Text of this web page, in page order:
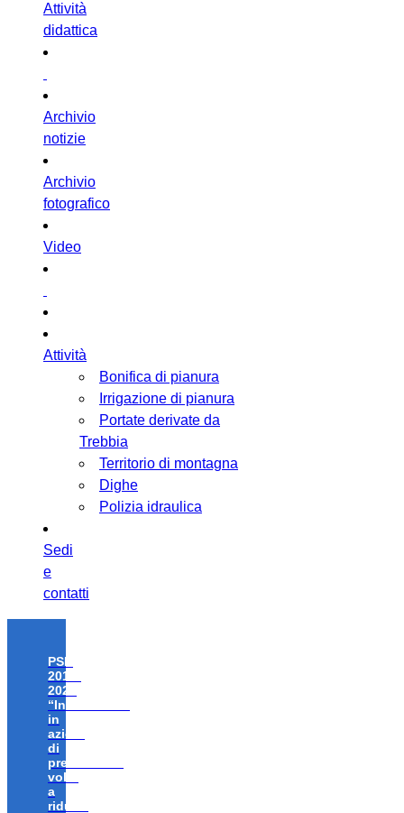
Attività
didattica
Archivio
notizie
Archivio
fotografico
Video
Attività
Bonifica di pianura
Irrigazione di pianura
Portate derivate da
Trebbia
Territorio di montagna
Dighe
Polizia idraulica
Sedi
e
contatti
PSR
2014-
2020
“Investimenti
in
azioni
di
prevenzione
volte
a
ridurre